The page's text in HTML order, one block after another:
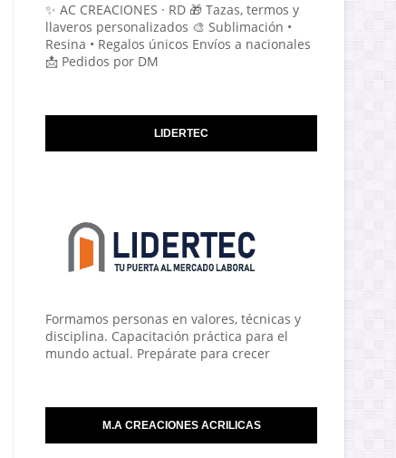
✨ AC CREACIONES · RD 🎁 Tazas, termos y
llaveros personalizados 🎨 Sublimación •
Resina • Regalos únicos Envíos a nacionales
📩 Pedidos por DM
LIDERTEC
Formamos personas en valores, técnicas y
disciplina. Capacitación práctica para el
mundo actual. Prepárate para crecer
M.A CREACIONES ACRILICAS